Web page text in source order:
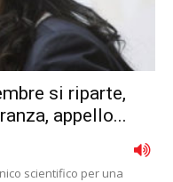
si riparte,
appello...
scientifico per una